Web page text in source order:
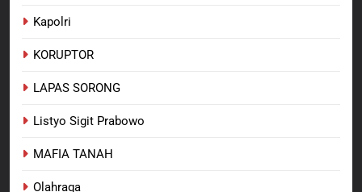
Kapolri
KORUPTOR
LAPAS SORONG
Listyo Sigit Prabowo
MAFIA TANAH
Olahraga